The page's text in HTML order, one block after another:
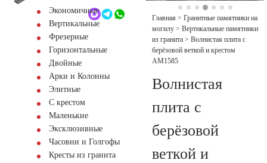
Обратный звонокЭкономичные
Вертикальные
Фрезерные
Горизонтальные
Двойные
Арки и Колонны
Элитные
С крестом
Маленькие
Эксклюзивные
Часовни и Голгофы
Кресты из гранита
Главная > Гранитные памятники на
могилу > Вертикальные памятники
из гранита > Волнистая плита с
берёзовой веткой и крестом
AM1585
Волнистая
плита с
берёзовой
веткой и